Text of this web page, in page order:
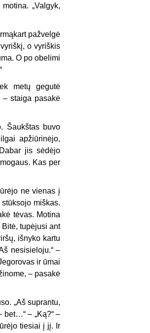
„Valgyk,
pažvelgė
o vyriškis
O po obelimi
metų gegutė
– staiga pasakė
Šaukštas buvo
apžiūrinėjo,
jis sėdėjo
Kas per
ne vienas į
miškas.
tėvas. Motina
tupėjusi ant
išnyko kartu
nesisieloju.“ –
ir ūmai
– pasakė
„Aš suprantu,
– „Ką?“ –
tiesiai į jį. Ir